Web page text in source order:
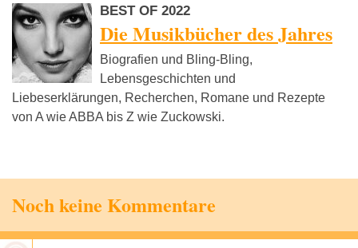
BEST OF 2022
Die Musikbücher des Jahres
Biografien und Bling-Bling,
Lebensgeschichten und
Liebeserklärungen, Recherchen, Romane und Rezepte
von A wie ABBA bis Z wie Zuckowski.
Noch keine Kommentare